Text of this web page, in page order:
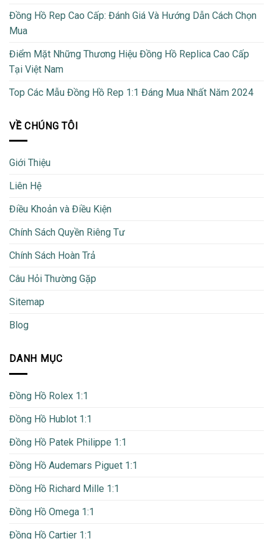
Đồng Hồ Rep Cao Cấp: Đánh Giá Và Hướng Dẫn Cách Chọn
Mua
Điểm Mặt Những Thương Hiệu Đồng Hồ Replica Cao Cấp
Tại Việt Nam
Top Các Mẫu Đồng Hồ Rep 1:1 Đáng Mua Nhất Năm 2024
VỀ CHÚNG TÔI
Giới Thiệu
Liên Hệ
Điều Khoản và Điều Kiện
Chính Sách Quyền Riêng Tư
Chính Sách Hoàn Trả
Câu Hỏi Thường Gặp
Sitemap
Blog
DANH MỤC
Đồng Hồ Rolex 1:1
Đồng Hồ Hublot 1:1
Đồng Hồ Patek Philippe 1:1
Đồng Hồ Audemars Piguet 1:1
Đồng Hồ Richard Mille 1:1
Đồng Hồ Omega 1:1
Đồng Hồ Cartier 1:1